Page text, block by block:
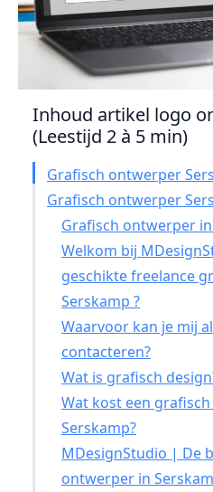
Inhoud artikel logo
(Leestijd 2 à 5 min)
Grafisch ontwerper
Grafisch ontwerper
Grafisch ontwerper
Welkom bij
geschikte freelance
Serskamp ?
Waarvoor kan je mij
contacteren?
Wat is grafisch
Wat kost een
Serskamp?
MDesignStudio | De
ontwerper in